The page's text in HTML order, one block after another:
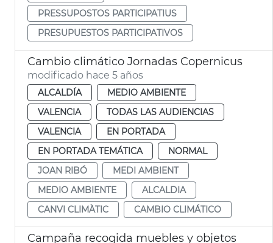
PRESSUPOSTOS PARTICIPATIUS
PRESUPUESTOS PARTICIPATIVOS
Cambio climático Jornadas Copernicus
modificado hace 5 años
ALCALDÍA
MEDIO AMBIENTE
VALENCIA
TODAS LAS AUDIENCIAS
VALENCIA
EN PORTADA
EN PORTADA TEMÁTICA
NORMAL
JOAN RIBÓ
MEDI AMBIENT
MEDIO AMBIENTE
ALCALDIA
CANVI CLIMÀTIC
CAMBIO CLIMÁTICO
Campaña recogida muebles y objetos